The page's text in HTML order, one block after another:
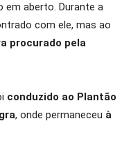
em aberto. Durante a
com ele, mas ao
procurado pela
conduzido ao Plantão
, onde permaneceu à